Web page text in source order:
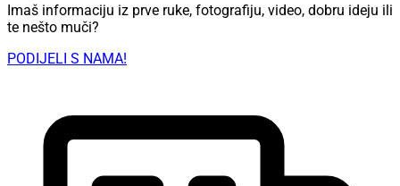
Imaš informaciju iz prve ruke, fotografiju, video, dobru ideju ili
te nešto muči?
PODIJELI S NAMA!